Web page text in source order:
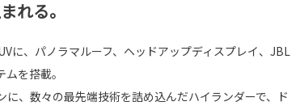
れる。
に、パノラマルーフ、ヘッドアップディスプレイ、JBL
を搭載。
に、数々の最先端技術を詰め込んだハイランダーで、ド